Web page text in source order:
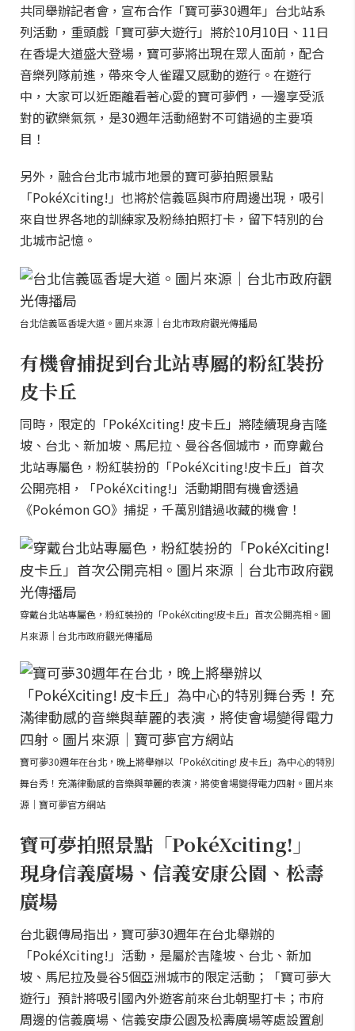
共同舉辦記者會，宣布合作「寶可夢30週年」台北站系
列活動，重頭戲「寶可夢大遊行」將於10月10日、11日
在香堤大道盛大登場，寶可夢將出現在眾人面前，配合
音樂列隊前進，帶來令人雀躍又感動的遊行。在遊行
中，大家可以近距離看著心愛的寶可夢們，一邊享受派
對的歡樂氣氛，是30週年活動絕對不可錯過的主要項
目！
另外，融合台北市城市地景的寶可夢拍照景點
「PokéXciting!」也將於信義區與市府周邊出現，吸引
來自世界各地的訓練家及粉絲拍照打卡，留下特別的台
北城市記憶。
台北信義區香堤大道。圖片來源｜台北市政府觀光傳播局
有機會捕捉到台北站專屬的粉紅裝扮
皮卡丘
同時，限定的「PokéXciting! 皮卡丘」將陸續現身吉隆
坡、台北、新加坡、馬尼拉、曼谷各個城市，而穿戴台
北站專屬色，粉紅裝扮的「PokéXciting!皮卡丘」首次
公開亮相，「PokéXciting!」活動期間有機會透過
《Pokémon GO》捕捉，千萬別錯過收藏的機會！
穿戴台北站專屬色，粉紅裝扮的「PokéXciting!皮卡丘」首次公開亮相。圖
片來源｜台北市政府觀光傳播局
寶可夢30週年在台北，晚上將舉辦以「PokéXciting! 皮卡丘」為中心的特別
舞台秀！充滿律動感的音樂與華麗的表演，將使會場變得電力四射。圖片來
源｜寶可夢官方網站
寶可夢拍照景點「PokéXciting!」
現身信義廣場、信義安康公園、松壽
廣場
台北觀傳局指出，寶可夢30週年在台北舉辦的
「PokéXciting!」活動，是屬於吉隆坡、台北、新加
坡、馬尼拉及曼谷5個亞洲城市的限定活動；「寶可夢大
遊行」預計將吸引國內外遊客前來台北朝聖打卡；市府
周邊的信義廣場、信義安康公園及松壽廣場等處設置創